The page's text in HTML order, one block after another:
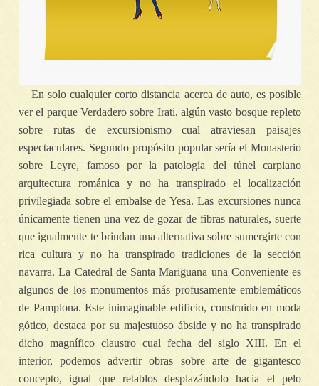
En solo cualquier corto distancia acerca de auto, es posible
ver el parque Verdadero sobre Irati, algún vasto bosque repleto
sobre rutas de excursionismo cual atraviesan paisajes
espectaculares. Segundo propósito popular serí­a el Monasterio
sobre Leyre, famoso por la patologí­a del túnel carpiano
arquitectura románica y no ha transpirado el localización
privilegiada sobre el embalse de Yesa. Las excursiones nunca
únicamente tienen una vez de gozar de fibras naturales, suerte
que igualmente te brindan una alternativa sobre sumergirte con
rica cultura y no ha transpirado tradiciones de la sección
navarra. La Catedral de Santa Mariguana una Conveniente es
algunos de los monumentos más profusamente emblemáticos
de Pamplona. Este inimaginable edificio, construido en moda
gótico, destaca por su majestuoso ábside y no ha transpirado
dicho magnífico claustro cual fecha del siglo XIII. En el
interior, podemos advertir obras sobre arte de gigantesco
concepto, igual que retablos desplazándolo hacia el pelo